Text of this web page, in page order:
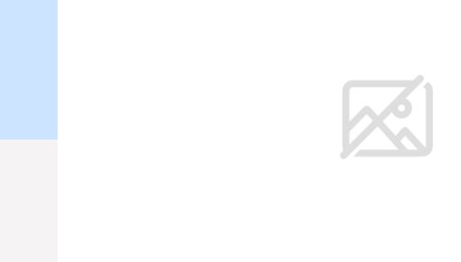
V Bardejove sa očakáva slnečný a
podrobnú predpoveď počasia,